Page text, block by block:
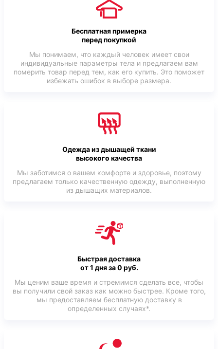
Бесплатная примерка
перед покупкой
Мы понимаем, что каждый человек имеет свои
индивидуальные параметры тела и предлагаем вам
померить товар перед тем, как его купить. Это поможет
избежать ошибок в выборе размера.
Одежда из дышащей ткани
высокого качества
Мы заботимся о вашем комфорте и здоровье, поэтому
предлагаем только качественную одежду, выполненную
из дышащих материалов.
Быстрая доставка
от 1 дня за 0 руб.
Мы ценим ваше время и стремимся сделать все, чтобы
вы получили свой заказ как можно быстрее. Кроме того,
мы предоставляем бесплатную доставку в
определенных случаях*.